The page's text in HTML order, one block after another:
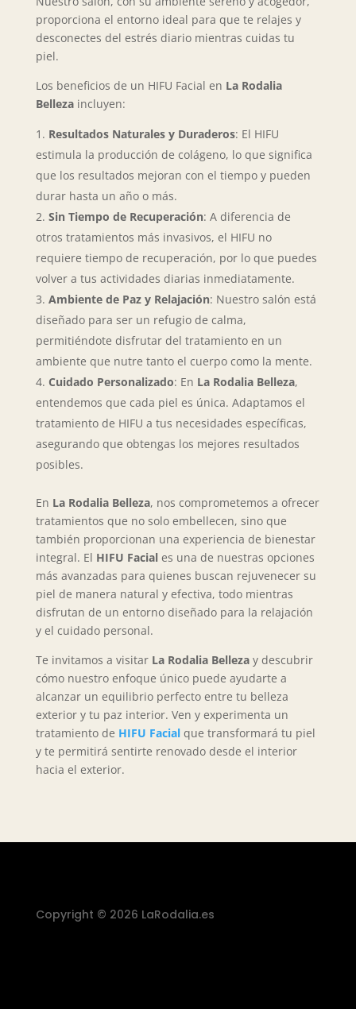
proporciona el entorno ideal para que te relajes y
desconectes del estrés diario mientras cuidas tu
piel.
Los beneficios de un HIFU Facial en La Rodalia
Bellezaincluyen:
Resultados Naturales y Duraderos: El HIFU
estimula la producción de colágeno, lo que significa
que los resultados mejoran con el tiempo y pueden
durar hasta un año o más.
Sin Tiempo de Recuperación: A diferencia de
otros tratamientos más invasivos, el HIFU no
requiere tiempo de recuperación, por lo que puedes
volver a tus actividades diarias inmediatamente.
Ambiente de Paz y Relajación: Nuestro salón está
diseñado para ser un refugio de calma,
permitiéndote disfrutar del tratamiento en un
ambiente que nutre tanto el cuerpo como la mente.
Cuidado Personalizado: En La Rodalia Belleza,
entendemos que cada piel es única. Adaptamos el
tratamiento de HIFU a tus necesidades específicas,
asegurando que obtengas los mejores resultados
posibles.
En La Rodalia Belleza, nos comprometemos a ofrecer
tratamientos que no solo embellecen, sino que
también proporcionan una experiencia de bienestar
integral. El HIFU Faciales una de nuestras opciones
más avanzadas para quienes buscan rejuvenecer su
piel de manera natural y efectiva, todo mientras
disfrutan de un entorno diseñado para la relajación
y el cuidado personal.
Te invitamos a visitar La Rodalia Bellezay descubrir
cómo nuestro enfoque único puede ayudarte a
alcanzar un equilibrio perfecto entre tu belleza
exterior y tu paz interior. Ven y experimenta un
tratamiento de HIFU Facialque transformará tu piel
y te permitirá sentirte renovado desde el interior
hacia el exterior.
Copyright © 2026 LaRodalia.es